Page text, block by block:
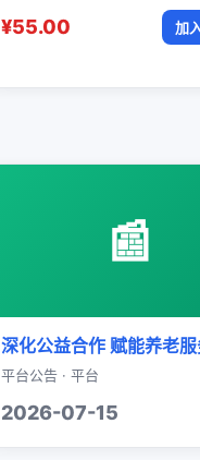
¥55.00 加
📰
深化公益合作 赋能养老服
平台公告 · 平台
2026-07-15